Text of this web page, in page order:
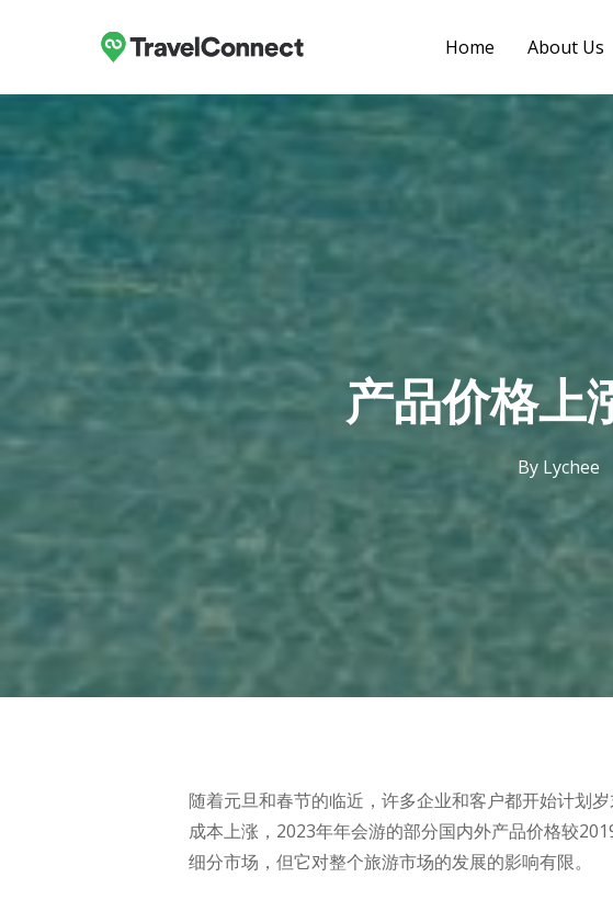
Home About Us
产品价格上
By Lychee
随着元旦和春节的临近，许多企业和客户都开始计划
成本上涨，2023年年会游的部分国内外产品价格较
细分市场，但它对整个旅游市场的发展的影响有限。